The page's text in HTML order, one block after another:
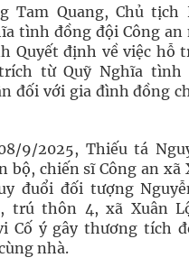
Tam Quang, Chủ tịch
tình đồng đội Công an
Quyết định về việc hỗ
từ Quỹ Nghĩa tình
đối với gia đình đồng
9/2025, Thiếu tá
bộ, chiến sĩ Công an xã
đuổi đối tượng
trú thôn 4, xã Xuân
Cố ý gây thương tích
nhà.